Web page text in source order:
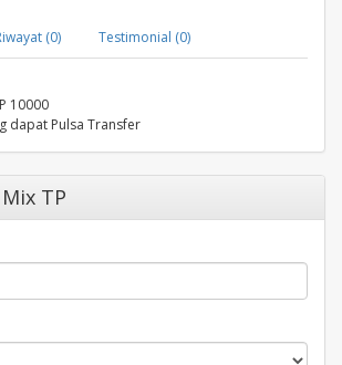
(0) Testimonial (0)
10000
dapat Pulsa Transfer
TP